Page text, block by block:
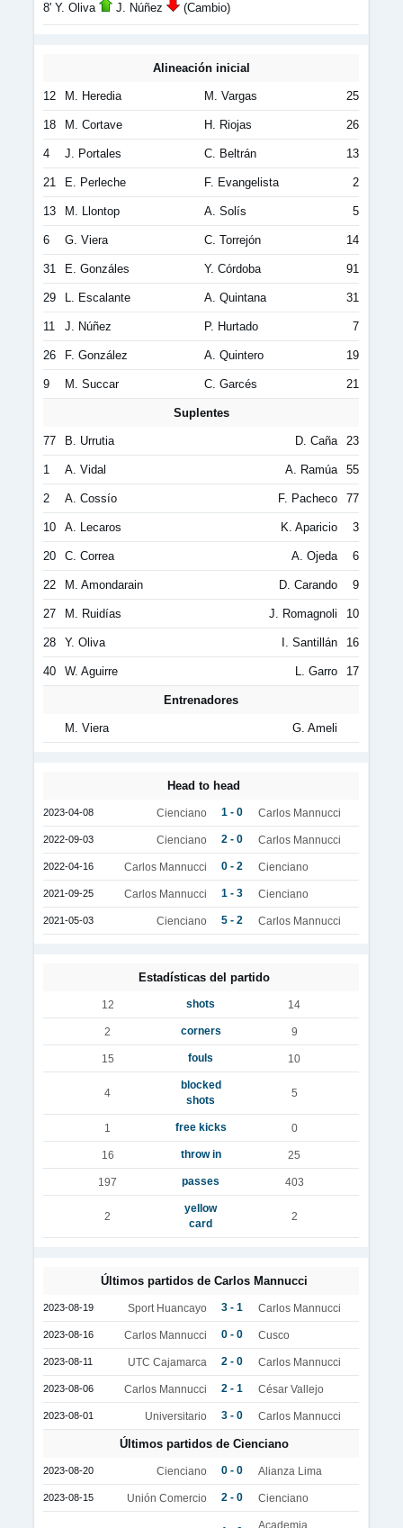
8' Y. Oliva J. Núñez (Cambio)
Alineación inicial
12 M. Heredia M. Vargas 25
18 M. Cortave H. Riojas 26
4 J. Portales C. Beltrán 13
21 E. Perleche F. Evangelista 2
13 M. Llontop A. Solís 5
6 G. Viera C. Torrejón 14
31 E. Gonzáles Y. Córdoba 91
29 L. Escalante A. Quintana 31
11 J. Núñez P. Hurtado 7
26 F. González A. Quintero 19
9 M. Succar C. Garcés 21
Suplentes
77 B. Urrutia D. Caña 23
1 A. Vidal A. Ramúa 55
2 A. Cossío F. Pacheco 77
10 A. Lecaros K. Aparicio 3
20 C. Correa A. Ojeda 6
22 M. Amondarain D. Carando 9
27 M. Ruidías J. Romagnoli 10
28 Y. Oliva I. Santillán 16
40 W. Aguirre L. Garro 17
Entrenadores
M. Viera G. Ameli
Head to head
2023-04-08 Cienciano 1 - 0 Carlos Mannucci
2022-09-03 Cienciano 2 - 0 Carlos Mannucci
2022-04-16 Carlos Mannucci 0 - 2 Cienciano
2021-09-25 Carlos Mannucci 1 - 3 Cienciano
2021-05-03 Cienciano 5 - 2 Carlos Mannucci
Estadísticas del partido
12 shots 14
2 corners 9
15 fouls 10
4
blocked
shots
5
1 free kicks 0
16 throw in 25
197 passes 403
2
yellow
card
2
Últimos partidos de Carlos Mannucci
2023-08-19 Sport Huancayo 3 - 1 Carlos Mannucci
2023-08-16 Carlos Mannucci 0 - 0 Cusco
2023-08-11 UTC Cajamarca 2 - 0 Carlos Mannucci
2023-08-06 Carlos Mannucci 2 - 1 César Vallejo
2023-08-01 Universitario 3 - 0 Carlos Mannucci
Últimos partidos de Cienciano
2023-08-20 Cienciano 0 - 0 Alianza Lima
2023-08-15 Unión Comercio 2 - 0 Cienciano
Academia